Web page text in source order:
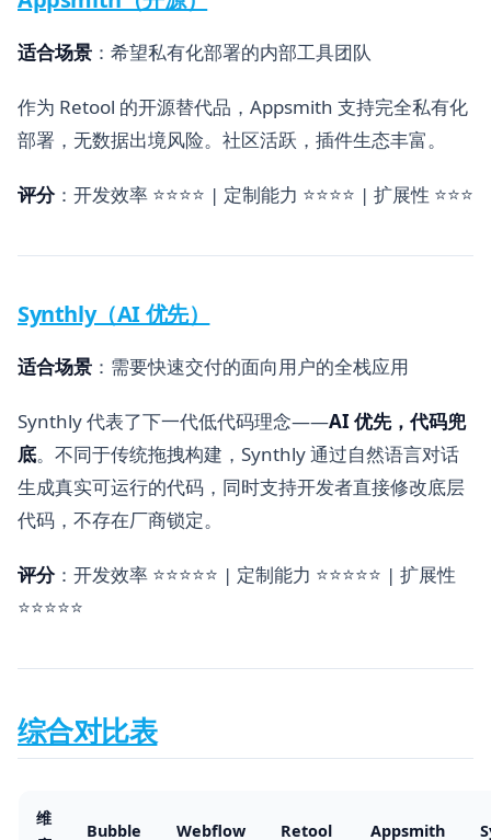
适合场景 ：希望私有化部署的内部工具团队
作为 Retool 的开源替代品，Appsmith 支持完全私有化
部署，无数据出境风险。社区活跃，插件生态丰富。
评分 ：开发效率 ⭐⭐⭐⭐ | 定制能力 ⭐⭐⭐⭐ | 扩展性 ⭐⭐⭐
Synthly（AI 优先）
适合场景 ：需要快速交付的面向用户的全栈应用
Synthly 代表了下一代低代码理念——AI 优先，代码兜
底。不同于传统拖拽构建，Synthly 通过自然语言对话
生成真实可运行的代码，同时支持开发者直接修改底层
代码，不存在厂商锁定。
评分 ：开发效率 ⭐⭐⭐⭐⭐ | 定制能力 ⭐⭐⭐⭐⭐ | 扩展性
⭐⭐⭐⭐⭐
综合对比表
维
Bubble Webflow Retool Appsmith